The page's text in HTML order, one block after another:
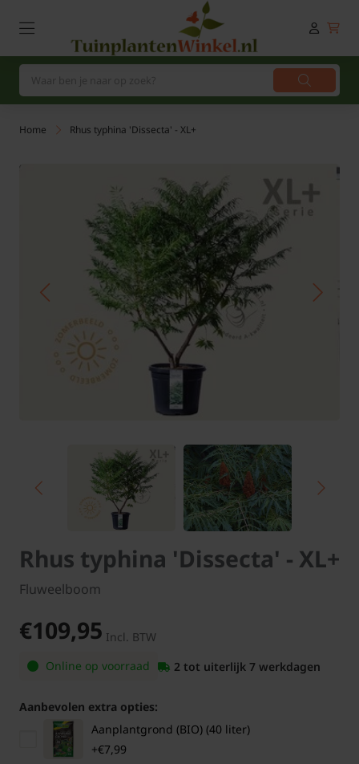
Home Rhus typhina 'Dissecta' - XL+
Rhus typhina 'Dissecta' - XL+
Fluweelboom
€109,95 Incl. BTW
Online op voorraad
2 tot uiterlijk 7 werkdagen
Aanbevolen extra opties:
Aanplantgrond (BIO) (40 liter)
+€7,99